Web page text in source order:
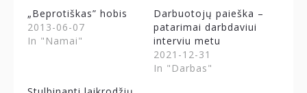
„Beprotiškas” hobis
2013-06-07
In "Namai"
Darbuotojų paieška –
patarimai darbdaviui
interviu metu
2021-12-31
In "Darbas"